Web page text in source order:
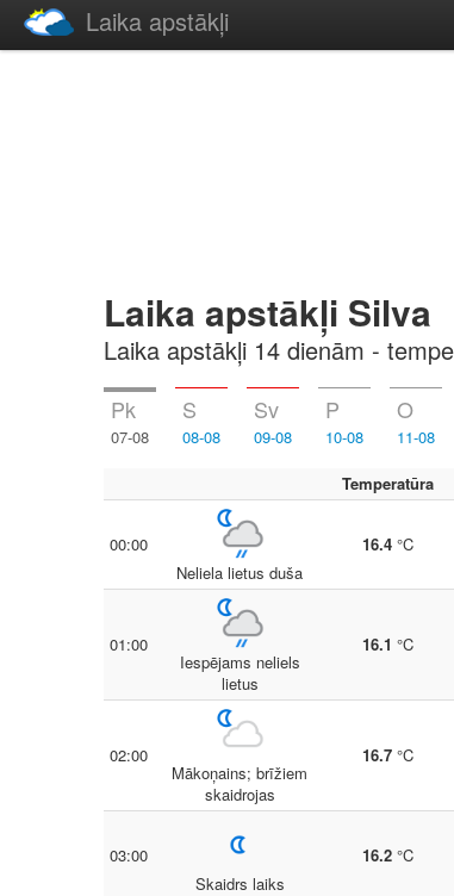
Laika apstākļi
Laika apstākļi Silva
Laika apstākļi 14 dienām -
Pk
07-08
S
08-08
Sv
09-08
P
10-08
O
11-08
Temperatūra
00:00
Neliela lietus duša
16.4°C
01:00
Iespējams neliels
lietus
16.1 °C
02:00
Mākoņains; brīžiem
skaidrojas
16.7°C
03:00
Skaidrs laiks
16.2°C